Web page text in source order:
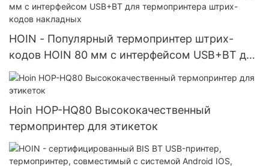
HOIN - Популярный термопринтер штрих-
кодов HOIN 80 мм с интерфейсом USB+BT для
термопринтера штрих-кодов накладных
Hoin HOP-HQ80 Высококачественный
термопринтер для этикеток